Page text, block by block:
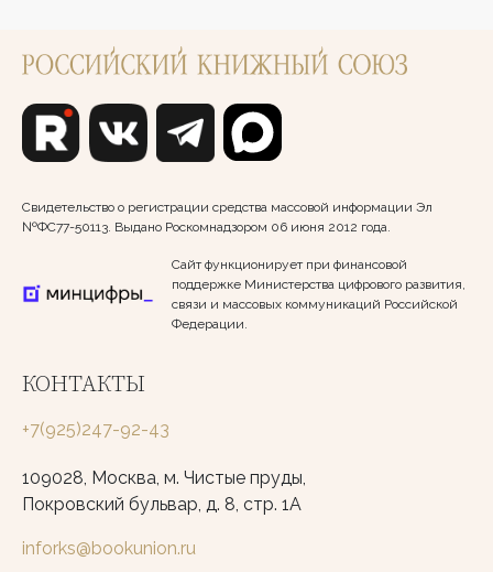
Свидетельство о регистрации средства массовой информации Эл
№ФС77-50113. Выдано Роскомнадзором 06 июня 2012 года.
Сайт функционирует при финансовой
поддержке Министерства цифрового развития,
связи и массовых коммуникаций Российской
Федерации.
КОНТАКТЫ
+7(925)247-92-43
109028, Москва, м. Чистые пруды,
Покровский бульвар, д. 8, стр. 1А
inforks@bookunion.ru